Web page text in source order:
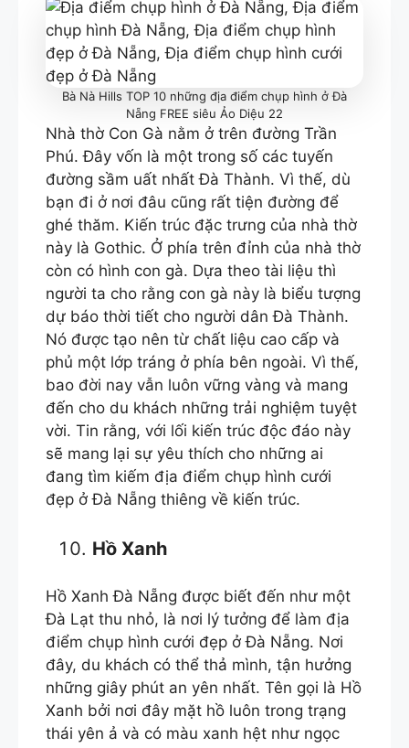
Bà Nà Hills TOP 10 những địa điểm chụp hình ở Đà
Nẵng FREE siêu Ảo Diệu 22
Nhà thờ Con Gà nằm ở trên đường Trần
Phú. Đây vốn là một trong số các tuyến
đường sầm uất nhất Đà Thành. Vì thế, dù
bạn đi ở nơi đâu cũng rất tiện đường để
ghé thăm. Kiến trúc đặc trưng của nhà thờ
này là Gothic. Ở phía trên đỉnh của nhà thờ
còn có hình con gà. Dựa theo tài liệu thì
người ta cho rằng con gà này là biểu tượng
dự báo thời tiết cho người dân Đà Thành.
Nó được tạo nên từ chất liệu cao cấp và
phủ một lớp tráng ở phía bên ngoài. Vì thế,
bao đời nay vẫn luôn vững vàng và mang
đến cho du khách những trải nghiệm tuyệt
vời. Tin rằng, với lối kiến trúc độc đáo này
sẽ mang lại sự yêu thích cho những ai
đang tìm kiếm địa điểm chụp hình cưới
đẹp ở Đà Nẵng thiêng về kiến trúc.
Hồ Xanh
Hồ Xanh Đà Nẵng được biết đến như một
Đà Lạt thu nhỏ, là nơi lý tưởng để làm địa
điểm chụp hình cưới đẹp ở Đà Nẵng. Nơi
đây, du khách có thể thả mình, tận hưởng
những giây phút an yên nhất. Tên gọi là Hồ
Xanh bởi nơi đây mặt hồ luôn trong trạng
thái yên ả và có màu xanh hệt như ngọc